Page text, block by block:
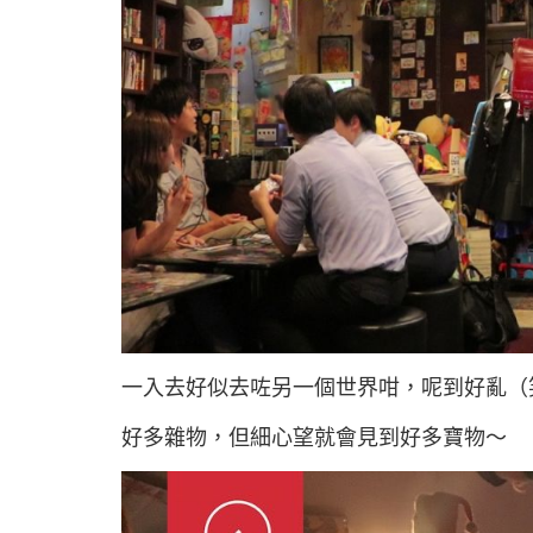
一入去好似去咗另一個世界咁，呢到好亂
好多雜物，但細心望就會見到好多寶物～